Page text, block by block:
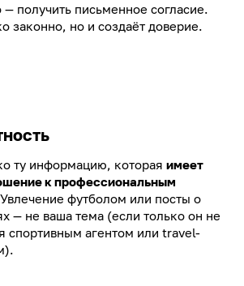
получить письменное согласие.
законно, но и создаёт доверие.
ту информацию, которая имеет
к профессиональным
футболом или посты о
— не ваша тема (если только он не
спортивным агентом или travel-